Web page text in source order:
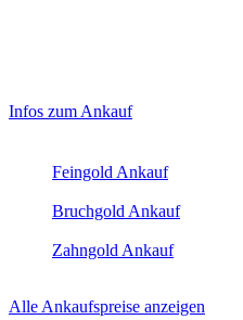
Sidebar
Infos zum Ankauf
Feingold Ankauf
Bruchgold Ankauf
Zahngold Ankauf
Alle Ankaufspreise anzeigen